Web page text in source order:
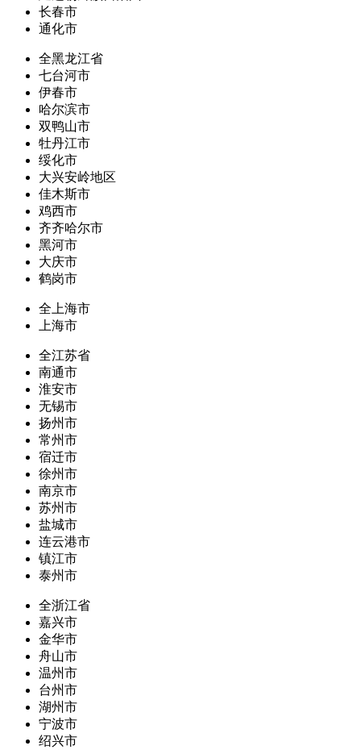
长春市
通化市
全黑龙江省
七台河市
伊春市
哈尔滨市
双鸭山市
牡丹江市
绥化市
大兴安岭地区
佳木斯市
鸡西市
齐齐哈尔市
黑河市
大庆市
鹤岗市
全上海市
上海市
全江苏省
南通市
淮安市
无锡市
扬州市
常州市
宿迁市
徐州市
南京市
苏州市
盐城市
连云港市
镇江市
泰州市
全浙江省
嘉兴市
金华市
舟山市
温州市
台州市
湖州市
宁波市
绍兴市